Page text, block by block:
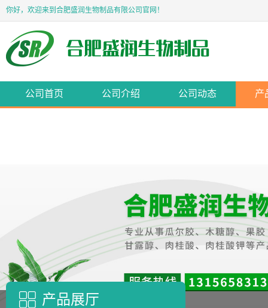
你好，欢迎来到合肥盛润生物制品有限公司官网！
公司首页 公司介绍 公司动态 产
产品展厅